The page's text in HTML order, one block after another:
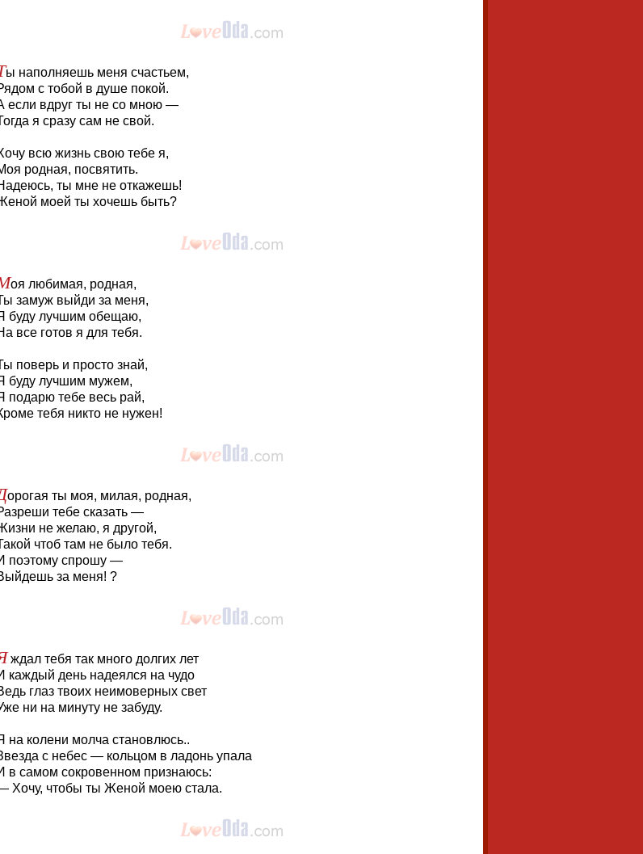
ы наполняешь меня счастьем,
с тобой в душе покой.
если вдруг ты не со мною —
я сразу сам не свой.
всю жизнь свою тебе я,
родная, посвятить.
ты мне не откажешь!
моей ты хочешь быть?
оя любимая, родная,
замуж выйди за меня,
буду лучшим обещаю,
все готов я для тебя.
поверь и просто знай,
буду лучшим мужем,
подарю тебе весь рай,
тебя никто не нужен!
орогая ты моя, милая, родная,
тебе сказать —
не желаю, я другой,
чтоб там не было тебя.
поэтому спрошу —
за меня! ?
ждал тебя так много долгих лет
каждый день надеялся на чудо
глаз твоих неимоверных свет
ни на минуту не забуду.
на колени молча становлюсь..
с небес — кольцом в ладонь упала
в самом сокровенном признаюсь:
Хочу, чтобы ты Женой моею стала.